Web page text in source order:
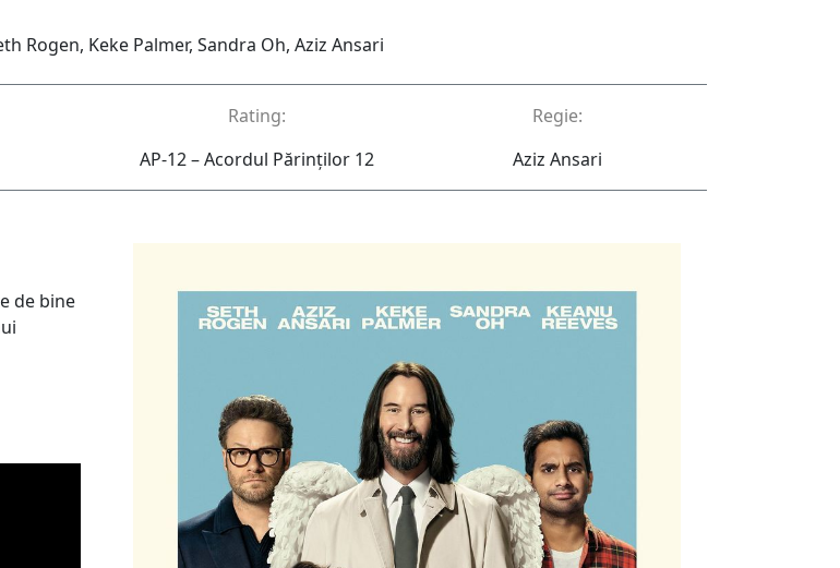
Rogen, Keke Palmer, Sandra Oh, Aziz Ansari
Rating:
AP-12 – Acordul Părinţilor 12
Regie:
Aziz Ansari
de bine